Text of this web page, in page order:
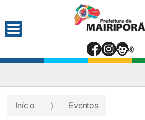
Início Eventos